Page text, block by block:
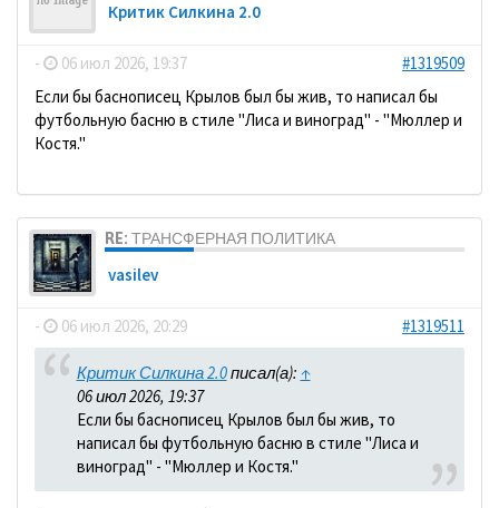
Критик Силкина 2.0
- 06 июл 2026, 19:37
#1319509
Если бы баснописец Крылов был бы жив, то написал бы
футбольную басню в стиле "Лиса и виноград" - "Мюллер и
Костя."
RE: ТРАНСФЕРНАЯ ПОЛИТИКА
vasilev
- 06 июл 2026, 20:29 #1319511
Критик Силкина 2.0писал(а): ↑
06 июл 2026, 19:37
Если бы баснописец Крылов был бы жив, то
написал бы футбольную басню в стиле "Лиса и
виноград" - "Мюллер и Костя."